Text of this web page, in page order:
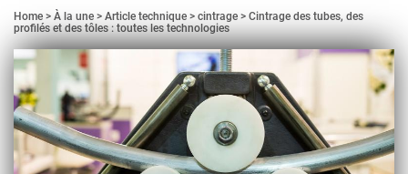
Home À la une Article technique cintrage
Cintrage des tubes, des
profilés et des tôles : toutes les technologies